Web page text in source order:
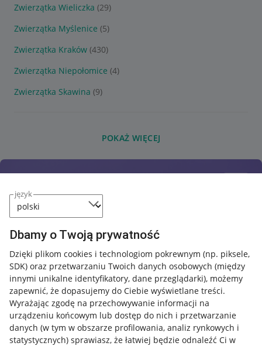
język
Dbamy o Twoją prywatność
Dzięki plikom cookies i technologiom pokrewnym (np. piksele,
SDK) oraz przetwarzaniu Twoich danych osobowych (między
innymi unikalne identyfikatory, dane przeglądarki), możemy
zapewnić, że dopasujemy do Ciebie wyświetlane treści.
Wyrażając zgodę na przechowywanie informacji na
urządzeniu końcowym lub dostęp do nich i przetwarzanie
danych (w tym w obszarze profilowania, analiz rynkowych i
statystycznych) sprawiasz, że łatwiej będzie odnaleźć Ci w
Zwierzątka Wieliczka (29)
Zwierzątka Myślenice (5)
Zwierzątka Kraków (430)
Zwierzątka Niepołomice (4)
Zwierzątka Skawina (9)
POKAŻ WIĘCEJ